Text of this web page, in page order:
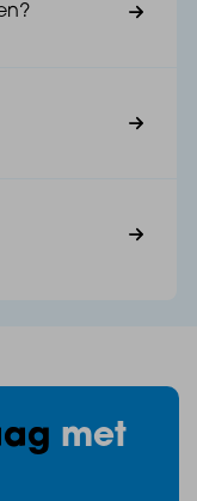
voor een
of maak
een slaapkamer
rust en
creëer je een
met